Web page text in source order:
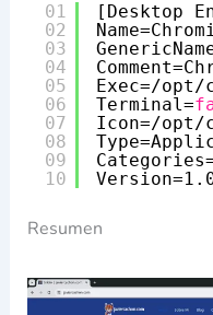
01
02
03
04
05
06
07
08
09
10
[Desktop
Exec=/opt/
Terminal=
Icon=/opt/
Resumen